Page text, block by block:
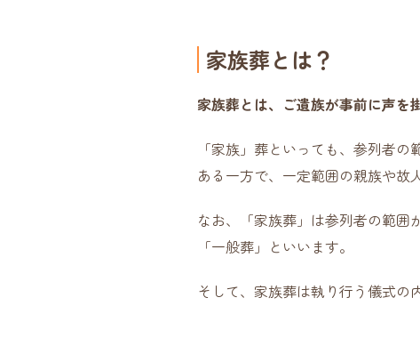
家族葬とは？
家族葬とは、ご遺族が事前に声を
「家族」葬といっても、参列者
ある一方で、一定範囲の親族や故
なお、「家族葬」は参列者の範囲
「一般葬」といいます。
そして、家族葬は執り行う儀式の